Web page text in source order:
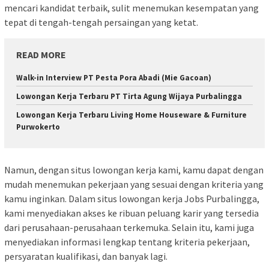
mencari kandidat terbaik, sulit menemukan kesempatan yang
tepat di tengah-tengah persaingan yang ketat.
READ MORE
Walk-in Interview PT Pesta Pora Abadi (Mie Gacoan)
Lowongan Kerja Terbaru PT Tirta Agung Wijaya Purbalingga
Lowongan Kerja Terbaru Living Home Houseware & Furniture
Purwokerto
Namun, dengan situs lowongan kerja kami, kamu dapat dengan
mudah menemukan pekerjaan yang sesuai dengan kriteria yang
kamu inginkan. Dalam situs lowongan kerja Jobs Purbalingga,
kami menyediakan akses ke ribuan peluang karir yang tersedia
dari perusahaan-perusahaan terkemuka. Selain itu, kami juga
menyediakan informasi lengkap tentang kriteria pekerjaan,
persyaratan kualifikasi, dan banyak lagi.